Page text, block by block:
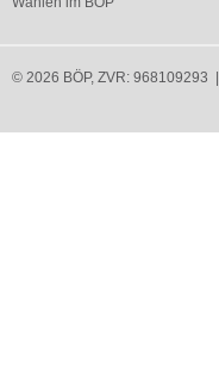
© 2026 BÖP, ZVR: 968109293 |